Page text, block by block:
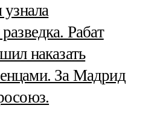
Рабат
наказать
За Мадрид